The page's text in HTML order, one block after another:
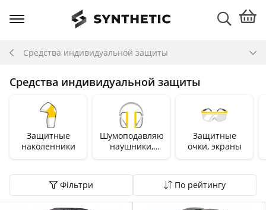
Средства индивидуальной защиты
Средства индивидуальной защиты
Защитные
наколенники
Шумоподавляющие
наушники,
Защитные
очки, экраны
Фільтри По рейтингу